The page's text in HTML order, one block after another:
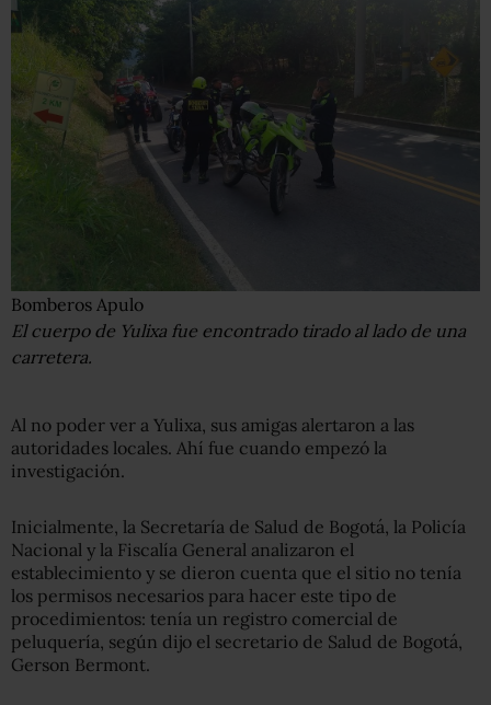
Bomberos Apulo
El cuerpo de Yulixa fue encontrado tirado al lado de una
carretera.
Al no poder ver a Yulixa, sus amigas alertaron a las
autoridades locales. Ahí fue cuando empezó la
investigación.
Inicialmente, la Secretaría de Salud de Bogotá, la Policía
Nacional y la Fiscalía General analizaron el
establecimiento y se dieron cuenta que el sitio no tenía
los permisos necesarios para hacer este tipo de
procedimientos: tenía un registro comercial de
peluquería, según dijo el secretario de Salud de Bogotá,
Gerson Bermont.